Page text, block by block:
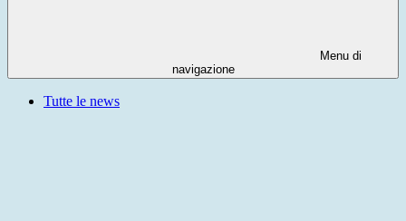
Menu di
navigazione
Tutte le news